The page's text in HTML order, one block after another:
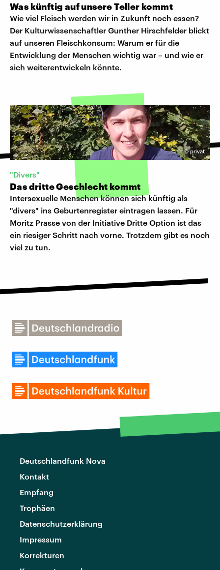
Was künftig auf unsere Teller kommt
Wie viel Fleisch werden wir in Zukunft noch essen?
Der Kulturwissenschaftler Gunther Hirschfelder blickt
auf unseren Fleischkonsum: Warum er für die
Entwicklung der Menschen wichtig war – und wie er
sich weiterentwickeln könnte.
©privat
"Divers"
Das dritte Geschlecht kommt
Intersexuelle Menschen können sich künftig als
"divers" ins Geburtenregister eintragen lassen. Für
Moritz Prasse von der Initiative Dritte Option ist das
ein riesiger Schritt nach vorne. Trotzdem gibt es noch
viel zu tun.
Deutschlandfunk Nova
Kontakt
Empfang
Trophäen
Datenschutzerklärung
Impressum
Korrekturen